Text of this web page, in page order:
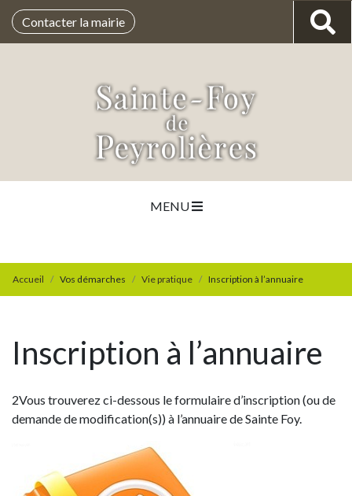
Contacter la mairie
MENU
Accueil Vos démarches Vie pratique Inscription à l’annuaire
Inscription à l’annuaire
2Vous trouverez ci-dessous le formulaire d’inscription (ou de
demande de modification(s)) à l’annuaire de Sainte Foy.